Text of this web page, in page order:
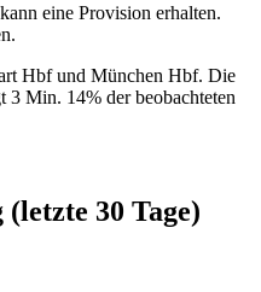
eine Provision erhalten.
Hbf und München Hbf. Die
3 Min. 14% der beobachteten
30 Tage)